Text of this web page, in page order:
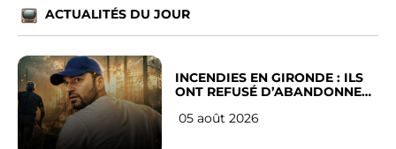
ACTUALITÉS DU JOUR
INCENDIES EN GIRONDE : ILS
ONT REFUSÉ D’ABANDONNER
05 août 2026